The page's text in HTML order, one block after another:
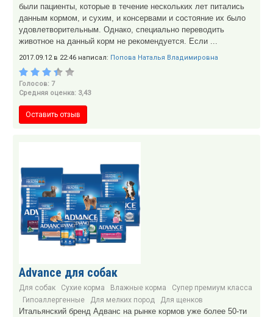
были пациенты, которые в течение нескольких лет питались
данным кормом, и сухим, и консервами и состояние их было
удовлетворительным. Однако, специально переводить
животное на данный корм не рекомендуется. Если ...
2017.09.12 в 22:46 написал: Попова Наталья Владимировна
Голосов: 7
Средняя оценка: 3,43
Оставить отзыв
Advance для собак
Для собак Сухие корма Влажные корма
Супер премиум класса
Гипоаллергенные
Для мелких пород Для щенков
Итальянский бренд Адванс на рынке кормов уже более 50-ти